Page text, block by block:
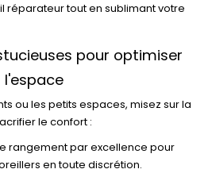
réparateur tout en sublimant votre
pour optimiser
l'espace
ou les petits espaces, misez sur la
le confort :
rangement par excellence pour
en toute discrétion.